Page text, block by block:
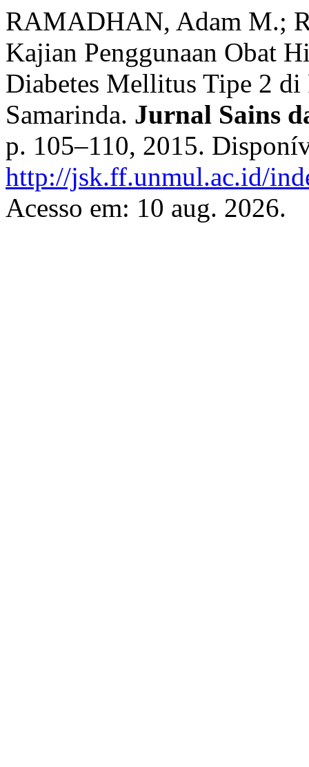
RAMADHAN, Adam M.;
Kajian Penggunaan Obat
Diabetes Mellitus Tipe 2 di
Samarinda. Jurnal Sains
p. 105–110, 2015.
http://jsk.ff.unmul.ac.id/
Acesso em: 10 aug. 2026.